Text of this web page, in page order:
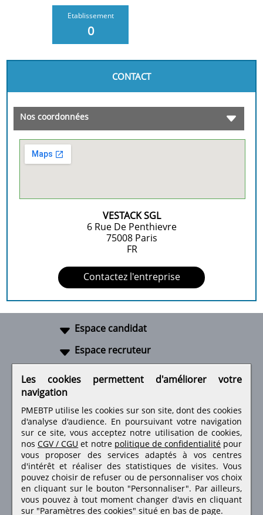
Etablissement
0
CONTACT
Nos coordonnées
VESTACK SGL
6 Rue De Penthievre
75008 Paris
FR
Contactez l'entreprise
Espace candidat
Espace recruteur
Retrouvez-nous sur les réseaux sociaux
Les cookies permettent d'améliorer votre
navigation
PMEBTP utilise les cookies sur son site, dont des cookies
d'analyse d'audience. En poursuivant votre navigation
sur ce site, vous acceptez notre utilisation de cookies,
nos CGV / CGU et notre politique de confidentialité pour
vous proposer des services adaptés à vos centres
d'intérêt et réaliser des statistiques de visites.Vous
pouvez choisir de refuser ou de personnaliser vos choix
en cliquant sur le bouton "Personnaliser". Par ailleurs,
vous pouvez à tout moment changer d'avis en cliquant
sur "Paramètres des cookies" situé en bas de page.